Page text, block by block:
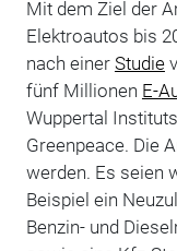
Mit dem Ziel der
Elektroautos bis
nach einer Studie
fünf Millionen E-
Wuppertal
Greenpeace. Die
werden. Es seien
Beispiel ein
Benzin- und